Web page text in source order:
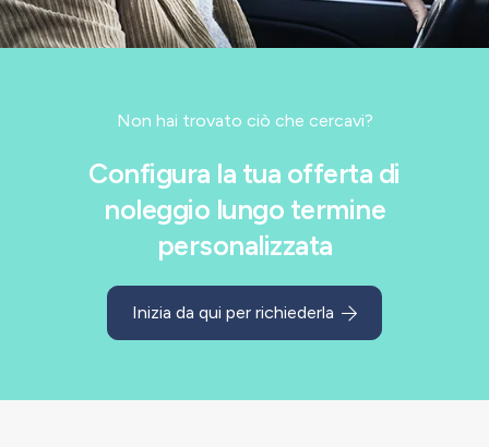
Non hai trovato ciò che cercavi?
Configura la tua offerta di
noleggio lungo termine
personalizzata
Inizia da qui per richiederla